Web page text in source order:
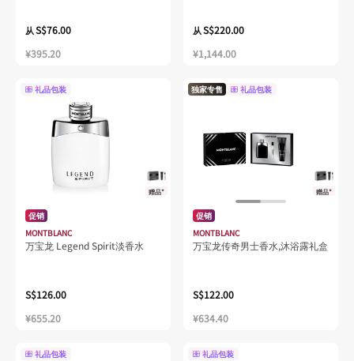
从S$76.00
¥395.20
从S$220.00
¥1,144.00
礼品包装
赠品*
促销
MONTBLANC
万宝龙 Legend Spirit淡香水
S$126.00
¥655.20
独家专售 礼品包装
赠品*
促销
MONTBLANC
万宝龙传奇男士香水,沐浴露礼盒
S$122.00
¥634.40
礼品包装 礼品包装